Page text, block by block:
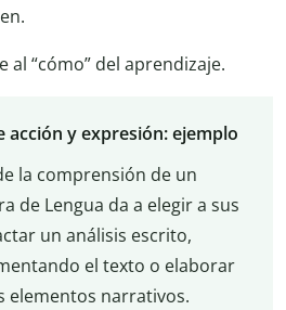
“cómo” del aprendizaje.
acción y expresión: ejemplo
la comprensión de un
de Lengua da a elegir a sus
un análisis escrito,
el texto o elaborar
elementos narrativos.